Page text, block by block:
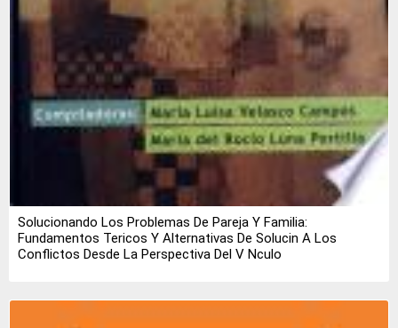
Solucionando Los Problemas De Pareja Y Familia:
Fundamentos Tericos Y Alternativas De Solucin A Los
Conflictos Desde La Perspectiva Del V Nculo